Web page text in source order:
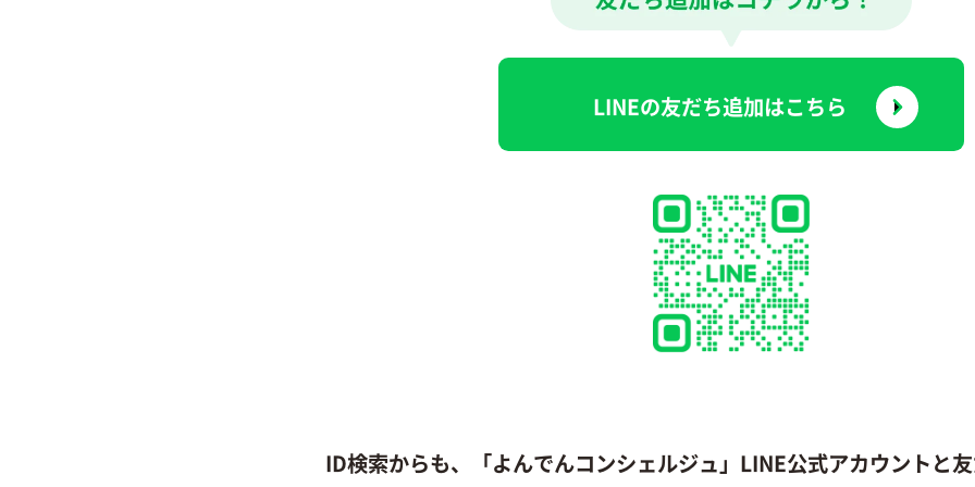
LINEの友だち追加はこちら
ID検索からも、「よんでんコンシェルジュ」LINE公式アカウントと友